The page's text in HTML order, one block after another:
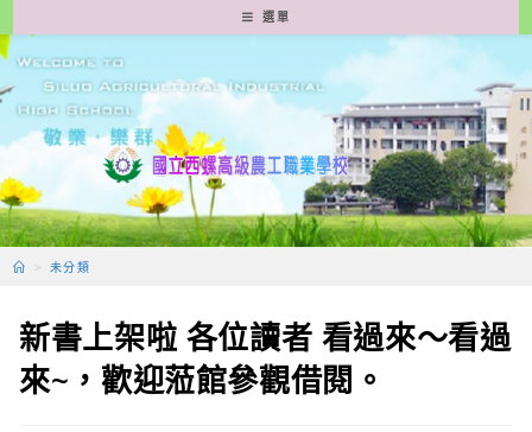
轉
至
要
容
選單
> 未分類
新書上架啦 各位讀者 看過來～看過
來~，歡迎蒞館參觀借閱。